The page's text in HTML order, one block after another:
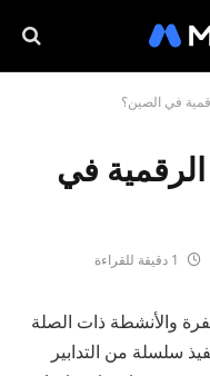
في الصين؟
في
والأنشطة ذات الصلة
سلسلة من التدابير